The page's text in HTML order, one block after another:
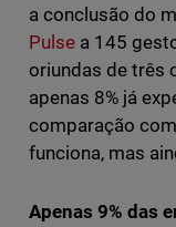
a conclusão do
Pulsea 145
oriundas de três
apenas 8% já
comparação
funciona, mas
Apenas 9% das